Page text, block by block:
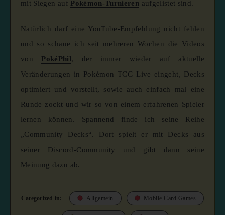
mit Siegen auf Pokémon-Turnieren aufgelistet sind.
Natürlich darf eine YouTube-Empfehlung nicht fehlen
und so schaue ich seit mehreren Wochen die Videos
von PokéPhil, der immer wieder auf aktuelle
Veränderungen in Pokémon TCG Live eingeht, Decks
optimiert und vorstellt, sowie auch einfach mal eine
Runde zockt und wir so von einem erfahrenen Spieler
lernen können. Spannend finde ich seine Reihe
„Community Decks“. Dort spielt er mit Decks aus
seiner Discord-Community und gibt dann seine
Meinung dazu ab.
Categorized in: Allgemein Mobile Card Games